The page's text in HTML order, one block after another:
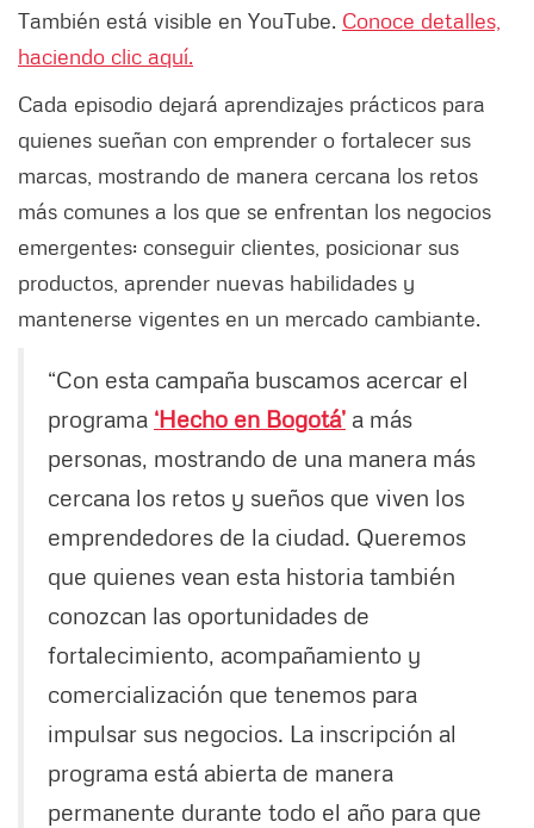
También está visible en YouTube. Conoce detalles,
haciendo clic aquí.
Cada episodio dejará aprendizajes prácticos para
quienes sueñan con emprender o fortalecer sus
marcas, mostrando de manera cercana los retos
más comunes a los que se enfrentan los negocios
emergentes: conseguir clientes, posicionar sus
productos, aprender nuevas habilidades y
mantenerse vigentes en un mercado cambiante.
“Con esta campaña buscamos acercar el
programa ‘Hecho en Bogotá’ a más
personas, mostrando de una manera más
cercana los retos y sueños que viven los
emprendedores de la ciudad. Queremos
que quienes vean esta historia también
conozcan las oportunidades de
fortalecimiento, acompañamiento y
comercialización que tenemos para
impulsar sus negocios. La inscripción al
programa está abierta de manera
permanente durante todo el año para que